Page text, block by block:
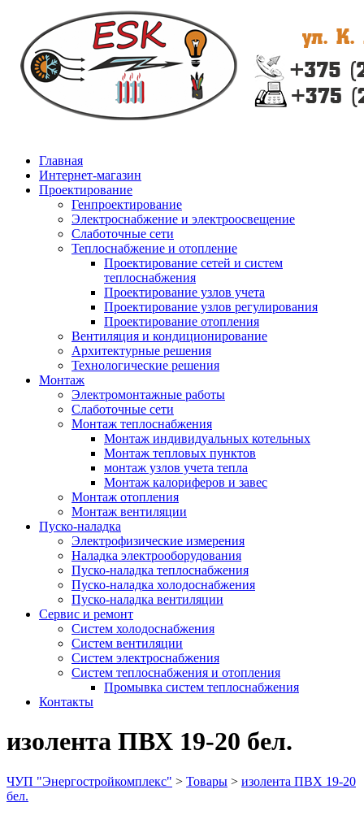
Главная
Интернет-магазин
Проектирование
Генпроектирование
Электроснабжение и электроосвещение
Слаботочные сети
Теплоснабжение и отопление
Проектирование сетей и систем
теплоснабжения
Проектирование узлов учета
Проектирование узлов регулирования
Проектирование отопления
Вентиляция и кондиционирование
Архитектурные решения
Технологические решения
Монтаж
Электромонтажные работы
Слаботочные сети
Монтаж теплоснабжения
Монтаж индивидуальных котельных
Монтаж тепловых пунктов
монтаж узлов учета тепла
Монтаж калориферов и завес
Монтаж отопления
Монтаж вентиляции
Пуско-наладка
Электрофизические измерения
Наладка электрооборудования
Пуско-наладка теплоснабжения
Пуско-наладка холодоснабжения
Пуско-наладка вентиляции
Сервис и ремонт
Систем холодоснабжения
Систем вентиляции
Систем электроснабжения
Систем теплоснабжения и отопления
Промывка систем теплоснабжения
Контакты
изолента ПВХ 19-20 бел.
ЧУП "Энергостройкомплекс" > Товары > изолента ПВХ 19-20
бел.